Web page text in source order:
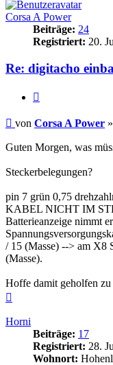
Corsa A Power
Beiträge: 24
Registriert: 20.
Re: digitacho
Beitrag
von Corsa A Power »
Guten Morgen, was
Steckerbelegungen?
pin 7 grün 0,75
KABEL NICHT IM
Batterieanzeige nimmt
/ 15 (Masse) --> am X8
(Masse).
Hoffe damit geholfen zu
Horni
Beiträge: 17
Registriert: 28.
Wohnort: